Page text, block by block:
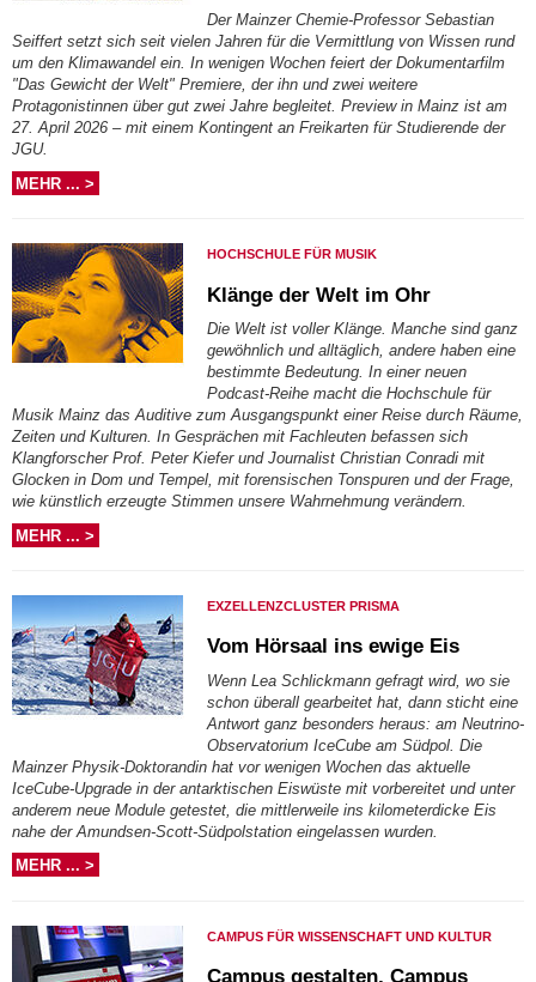
Der Mainzer Chemie-Professor Sebastian
Seiffert setzt sich seit vielen Jahren für die Vermittlung von Wissen rund
um den Klimawandel ein. In wenigen Wochen feiert der Dokumentarfilm
"Das Gewicht der Welt" Premiere, der ihn und zwei weitere
Protagonistinnen über gut zwei Jahre begleitet. Preview in Mainz ist am
27. April 2026 – mit einem Kontingent an Freikarten für Studierende der
JGU.
MEHR ... >
HOCHSCHULE FÜR MUSIK
Klänge der Welt im Ohr
Die Welt ist voller Klänge. Manche sind ganz
gewöhnlich und alltäglich, andere haben eine
bestimmte Bedeutung. In einer neuen
Podcast-Reihe macht die Hochschule für
Musik Mainz das Auditive zum Ausgangspunkt einer Reise durch Räume,
Zeiten und Kulturen. In Gesprächen mit Fachleuten befassen sich
Klangforscher Prof. Peter Kiefer und Journalist Christian Conradi mit
Glocken in Dom und Tempel, mit forensischen Tonspuren und der Frage,
wie künstlich erzeugte Stimmen unsere Wahrnehmung verändern.
MEHR ... >
EXZELLENZCLUSTER PRISMA
Vom Hörsaal ins ewige Eis
Wenn Lea Schlickmann gefragt wird, wo sie
schon überall gearbeitet hat, dann sticht eine
Antwort ganz besonders heraus: am Neutrino-
Observatorium IceCube am Südpol. Die
Mainzer Physik-Doktorandin hat vor wenigen Wochen das aktuelle
IceCube-Upgrade in der antarktischen Eiswüste mit vorbereitet und unter
anderem neue Module getestet, die mittlerweile ins kilometerdicke Eis
nahe der Amundsen-Scott-Südpolstation eingelassen wurden.
MEHR ... >
CAMPUS FÜR WISSENSCHAFT UND KULTUR
Campus gestalten, Campus